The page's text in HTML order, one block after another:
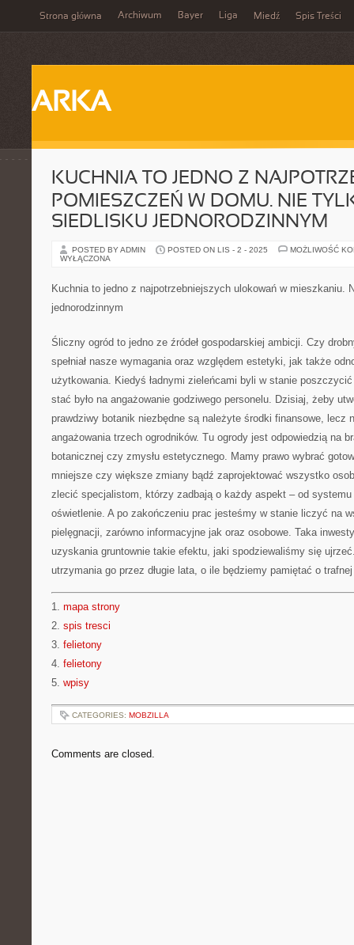
Strona główna Archiwum Bayer Liga Miedź Spis Treści
ARKA
KUCHNIA TO JEDNO Z
POMIESZCZEŃ W DOMU. NIE
SIEDLISKU JEDNORODZINNYM
POSTED BY ADMIN POSTED ON LIS - 2 - 2025
MOŻLIWOŚĆ
WYŁĄCZONA
Kuchnia to jedno z najpotrzebniejszych ulokowań w mieszkaniu.
jednorodzinnym
Śliczny ogród to jedno ze źródeł gospodarskiej ambicji. Czy
spełniał nasze wymagania oraz względem estetyki, jak także
użytkowania. Kiedyś ładnymi zieleńcami byli w stanie
stać było na angażowanie godziwego personelu. Dzisiaj, żeby
prawdziwy botanik niezbędne są należyte środki finansowe, lecz
angażowania trzech ogrodników. Tu ogrody jest odpowiedzią na
botanicznej czy zmysłu estetycznego. Mamy prawo wybrać
mniejsze czy większe zmiany bądź zaprojektować wszystko
zlecić specjalistom, którzy zadbają o każdy aspekt – od systemu
oświetlenie. A po zakończeniu prac jesteśmy w stanie liczyć na
pielęgnacji, zarówno informacyjne jak oraz osobowe. Taka
uzyskania gruntownie takie efektu, jaki spodziewaliśmy się
utrzymania go przez długie lata, o ile będziemy pamiętać o
1. mapa strony
2. spis tresci
3. felietony
4. felietony
5. wpisy
CATEGORIES: MOBZILLA
Comments are closed.